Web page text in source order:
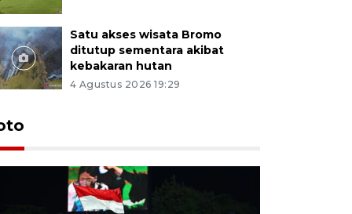
Satu akses wisata Bromo
ditutup sementara akibat
kebakaran hutan
4 Agustus 2026 19:29